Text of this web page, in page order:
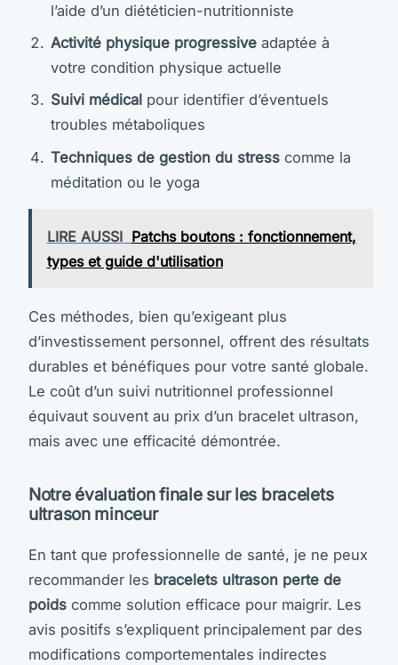
l’aide d’un diététicien-nutritionniste
Activité physique progressive adaptée à
votre condition physique actuelle
Suivi médical pour identifier d’éventuels
troubles métaboliques
Techniques de gestion du stress comme la
méditation ou le yoga
LIRE AUSSI Patchs boutons : fonctionnement,
types et guide d'utilisation
Ces méthodes, bien qu’exigeant plus
d’investissement personnel, offrent des résultats
durables et bénéfiques pour votre santé globale.
Le coût d’un suivi nutritionnel professionnel
équivaut souvent au prix d’un bracelet ultrason,
mais avec une efficacité démontrée.
Notre évaluation finale sur les bracelets
ultrason minceur
En tant que professionnelle de santé, je ne peux
recommander les bracelets ultrason perte de
poids comme solution efficace pour maigrir. Les
avis positifs s’expliquent principalement par des
modifications comportementales indirectes